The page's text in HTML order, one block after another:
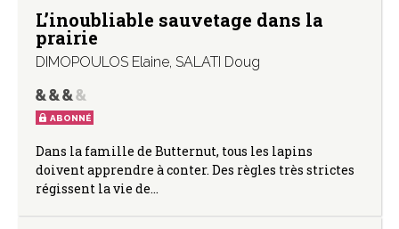
L’inoubliable sauvetage dans la
prairie
DIMOPOULOS Elaine, SALATI Doug
ABONNÉ
Dans la famille de Butternut, tous les lapins
doivent apprendre à conter. Des règles très strictes
régissent la vie de…